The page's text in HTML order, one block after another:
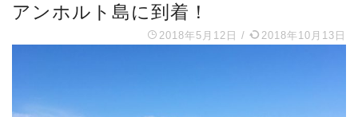
アンホルト島に到着！
2018年5月12日 / 2018年10月13日